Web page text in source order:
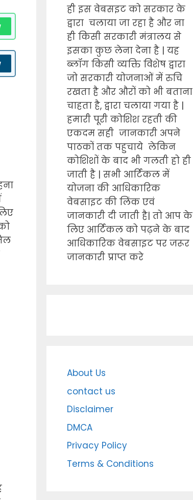
ही इस वेबसइट को सरकार के
द्वारा चलाया जा रहा है और ना
ही किसी सरकारी मंत्रालय से
इसका कुछ लेना देना है | यह
ब्लॉग किसी व्यक्ति विशेष द्वारा
जो सरकारी योजनाओं में रुचि
रखता है और औरों को भी बताना
चाहता है, द्वारा चलाया गया है |
हमारी पूरी कोशिश रहती की
एकदम सही जानकारी अपने
पाठकों तक पहुचाये लेकिन
कोशिशों के बाद भी गलती हो ही
जाती है | सभी आर्टिकल में
योजना की आधिकारिक
वेबसाइट की लिंक एवं
जानकारी दी जाती है| तो आप के
लिए आर्टिकल को पढ़ने के बाद
आधिकारिक वेबसाइट पर जरूर
जानकारी प्राप्त करे
About Us
contact us
Disclaimer
DMCA
Privacy Policy
Terms & Conditions